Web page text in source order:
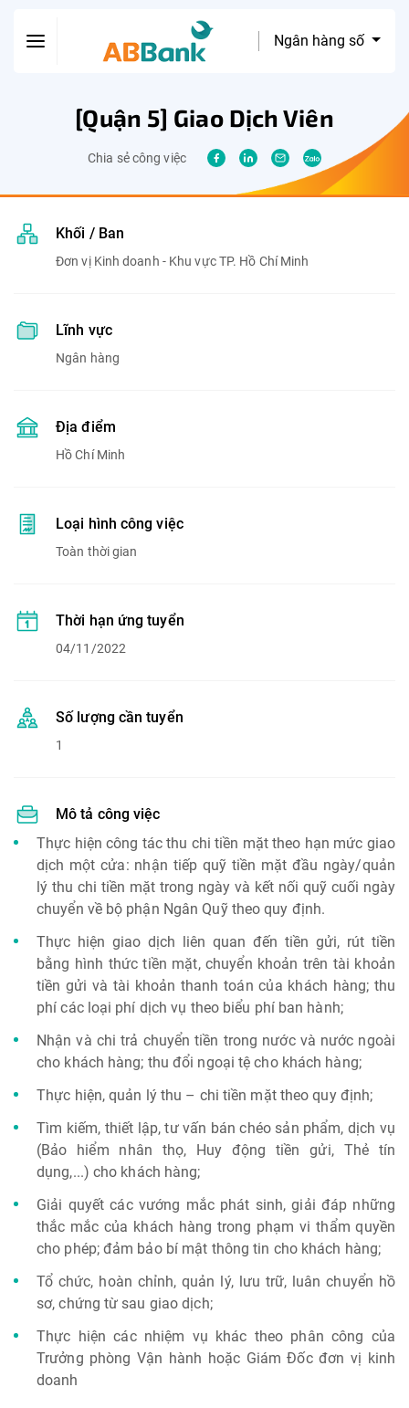
Ngân hàng số
[Quận 5] Giao Dịch Viên
Chia sẻ công việc
Khối / Ban
Đơn vị Kinh doanh - Khu vực TP. Hồ Chí Minh
Lĩnh vực
Ngân hàng
Địa điểm
Hồ Chí Minh
Loại hình công việc
Toàn thời gian
Thời hạn ứng tuyển
04/11/2022
Số lượng cần tuyển
1
Mô tả công việc
Thực hiện công tác thu chi tiền mặt theo hạn mức giao
dịch một cửa: nhận tiếp quỹ tiền mặt đầu ngày/quản
lý thu chi tiền mặt trong ngày và kết nối quỹ cuối ngày
chuyển về bộ phận Ngân Quỹ theo quy định.
Thực hiện giao dịch liên quan đến tiền gửi, rút tiền
bằng hình thức tiền mặt, chuyển khoản trên tài khoản
tiền gửi và tài khoản thanh toán của khách hàng; thu
phí các loại phí dịch vụ theo biểu phí ban hành;
Nhận và chi trả chuyển tiền trong nước và nước ngoài
cho khách hàng; thu đổi ngoại tệ cho khách hàng;
Thực hiện, quản lý thu – chi tiền mặt theo quy định;
Tìm kiếm, thiết lập, tư vấn bán chéo sản phẩm, dịch vụ
(Bảo hiểm nhân thọ, Huy động tiền gửi, Thẻ tín
dụng,...) cho khách hàng;
Giải quyết các vướng mắc phát sinh, giải đáp những
thắc mắc của khách hàng trong phạm vi thẩm quyền
cho phép; đảm bảo bí mật thông tin cho khách hàng;
Tổ chức, hoàn chỉnh, quản lý, lưu trữ, luân chuyển hồ
sơ, chứng từ sau giao dịch;
Thực hiện các nhiệm vụ khác theo phân công của
Trưởng phòng Vận hành hoặc Giám Đốc đơn vị kinh
doanh